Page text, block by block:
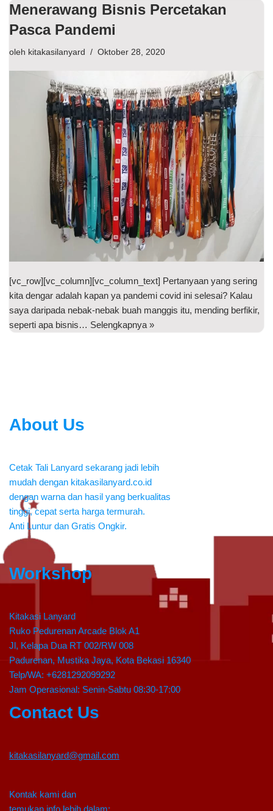
Menerawang Bisnis Percetakan
Pasca Pandemi
oleh kitakasilanyard Oktober 28, 2020
[vc_row][vc_column][vc_column_text] Pertanyaan yang sering
kita dengar adalah kapan ya pandemi covid ini selesai? Kalau
saya daripada nebak-nebak buah manggis itu, mending berfikir,
seperti apa bisnis… Selengkapnya »
About Us
Cetak Tali Lanyard sekarang jadi lebih
mudah dengan kitakasilanyard.co.id
dengan warna dan hasil yang berkualitas
tinggi, cepat serta harga termurah.
Anti Luntur dan Gratis Ongkir.
Workshop
Kitakasi Lanyard
Ruko Pedurenan Arcade Blok A1
Jl, Kelapa Dua RT 002/RW 008
Padurenan, Mustika Jaya, Kota Bekasi 16340
Telp/WA: +6281292099292
Jam Operasional: Senin-Sabtu 08:30-17:00
Contact Us
kitakasilanyard@gmail.com
Kontak kami dan